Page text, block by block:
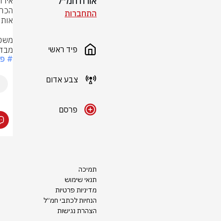
התחברות
פיד ראשי
צבע אדום
פרסם
תמיכה
תנאי שימוש
מדיניות פרטיות
הנחיות לכתבי חמ״ל
הצהרת נגישות
#